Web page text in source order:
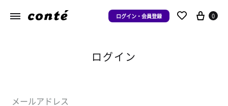
ログイン・会員登録 0
ログイン